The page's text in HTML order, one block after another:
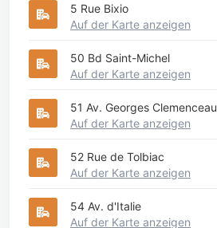
5 Rue Bixio
Auf der Karte anzeigen
50 Bd Saint-Michel
Auf der Karte anzeigen
51 Av. Georges Clemenceau
Auf der Karte anzeigen
52 Rue de Tolbiac
Auf der Karte anzeigen
54 Av. d'Italie
Auf der Karte anzeigen